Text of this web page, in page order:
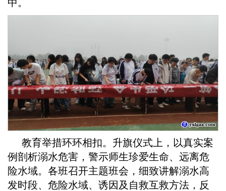
中。
教育举措环环相扣。升旗仪式上，以真实案
例剖析溺水危害，警示师生珍爱生命、远离危
险水域。各班召开主题班会，细致讲解溺水高
发时段、危险水域、诱因及自救互救方法，反